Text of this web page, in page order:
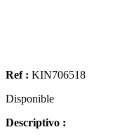
Ref : KIN706518
Disponible
Descriptivo :